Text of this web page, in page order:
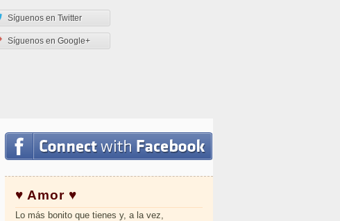
♥ Amor ♥
Lo más bonito que tienes y, a la vez,
Síguenos en Twitter
Síguenos en Google+